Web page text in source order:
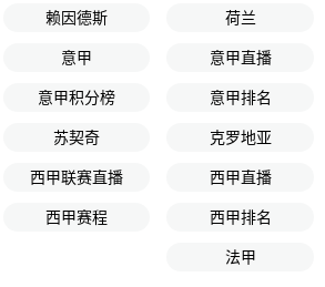
赖因德斯 荷兰
意甲 意甲直播
意甲积分榜 意甲排名
苏契奇 克罗地亚
西甲联赛直播 西甲直播
西甲赛程 西甲排名
法甲